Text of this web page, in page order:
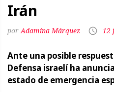
Irán
Adamina Márquez 12
Ante una posible
Defensa israelí ha
estado de emergencia